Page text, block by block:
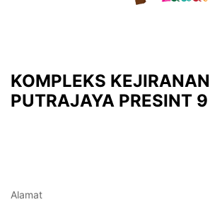
KOMPLEKS KEJIRANAN
PUTRAJAYA PRESINT 9
Alamat